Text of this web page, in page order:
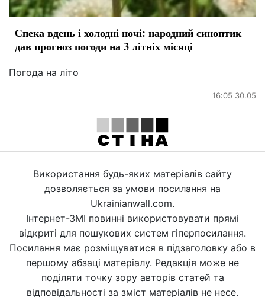
Спека вдень і холодні ночі: народний синоптик
дав прогноз погоди на 3 літніх місяці
Погода на літо
16:05 30.05
Використання будь-яких матеріалів сайту
дозволяється за умови посилання на
Ukrainianwall.com.
Інтернет-ЗМІ повинні використовувати прямі
відкриті для пошукових систем гіперпосилання.
Посилання має розміщуватися в підзаголовку або в
першому абзаці матеріалу. Редакція може не
поділяти точку зору авторів статей та
відповідальності за зміст матеріалів не несе.